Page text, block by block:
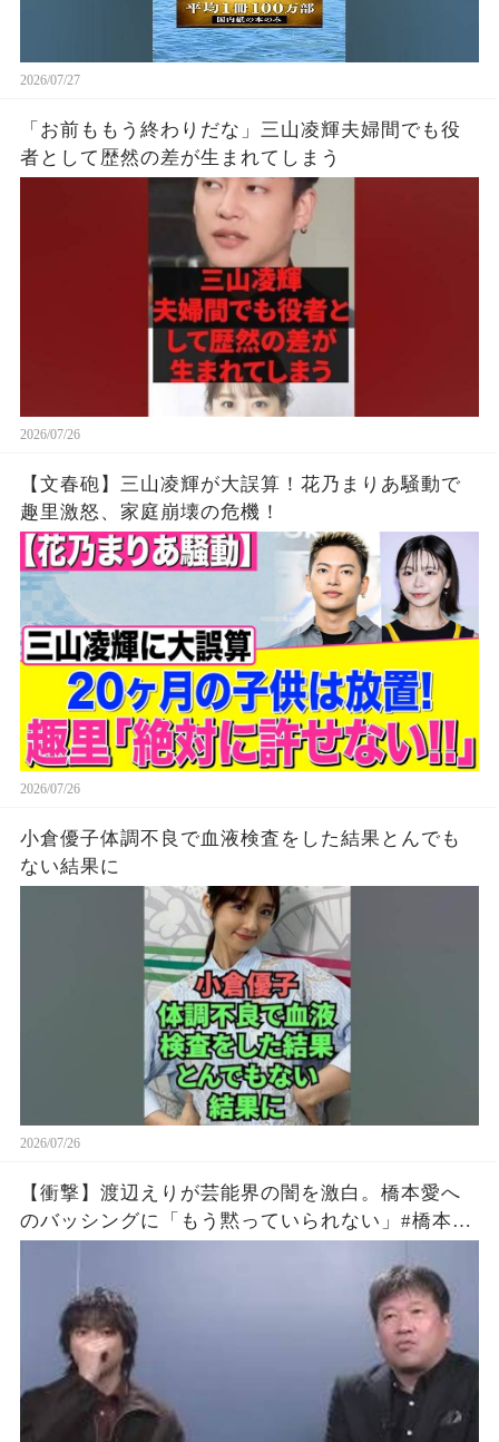
2026/07/27
「お前ももう終わりだな」三山凌輝夫婦間でも役
者として歴然の差が生まれてしまう
2026/07/26
【文春砲】三山凌輝が大誤算！花乃まりあ騒動で
趣里激怒、家庭崩壊の危機！
2026/07/26
小倉優子体調不良で血液検査をした結果とんでも
ない結果に
2026/07/26
【衝撃】渡辺えりが芸能界の闇を激白。橋本愛へ
のバッシングに「もう黙っていられない」#橋本愛